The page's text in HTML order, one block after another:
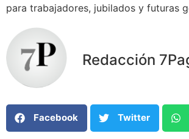
para trabajadores, jubilados y futuras
Redacción
Facebook Twitter